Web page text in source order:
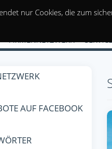
FIRMENNETZWERK
AUF FACEBOOK
nur Cookies, die zum